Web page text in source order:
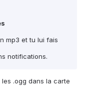
mp3 et tu lui fais
notifications.
.ogg dans la carte